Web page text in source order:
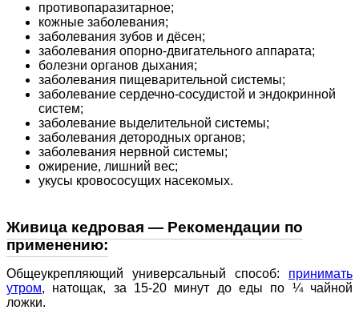
противопаразитарное;
кожные заболевания;
заболевания зубов и дёсен;
заболевания опорно-двигательного аппарата;
болезни органов дыхания;
заболевания пищеварительной системы;
заболевание сердечно-сосудистой и эндокринной
систем;
заболевание выделительной системы;
заболевания детородных органов;
заболевания нервной системы;
ожирение, лишний вес;
укусы кровососущих насекомых.
Живица кедровая — Рекомендации по
применению:
Общеукрепляющий универсальный способ: принимать
утром, натощак, за 15-20 минут до еды по ¼ чайной
ложки.